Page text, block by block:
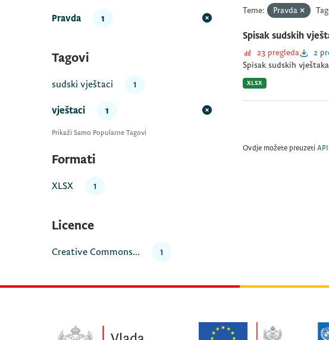
Pravda 1
Tagovi
sudski vještaci 1
vještaci 1
Prikaži Samo Popularne Tagovi
Formati
XLSX 1
Licence
Creative Commons... 1
Teme: Pravda
Spisak sudskih
23 pregleda
2
Spisak sudskih
XLSX
Ovdje možete preuzeti